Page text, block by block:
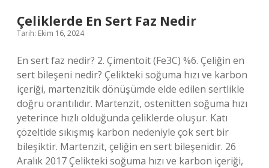
Çeliklerde En Sert Faz Nedir
Tarih: Ekim 16, 2024
En sert faz nedir? 2. Çimentoit (Fe3C) %6. Çeliğin en
sert bileşeni nedir? Çelikteki soğuma hızı ve karbon
içeriği, martenzitik dönüşümde elde edilen sertlikle
doğru orantılıdır. Martenzit, ostenitten soğuma hızı
yeterince hızlı olduğunda çeliklerde oluşur. Katı
çözeltide sıkışmış karbon nedeniyle çok sert bir
bileşiktir. Martenzit, çeliğin en sert bileşenidir. 26
Aralık 2017 Çelikteki soğuma hızı ve karbon içeriği,